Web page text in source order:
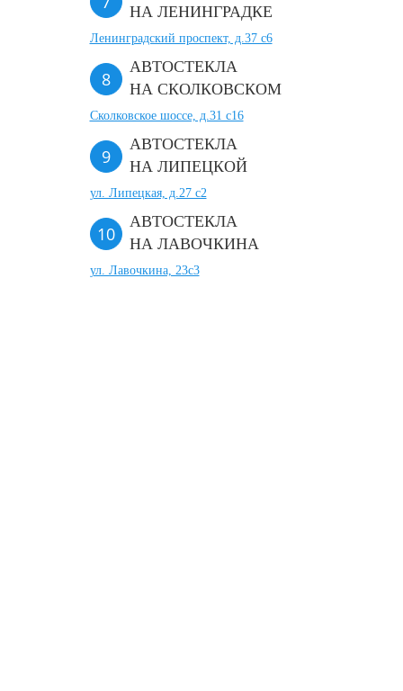
НА ЛЕНИНГРАДКЕ
Ленинградский проспект, д.37 c6
АВТОСТЕКЛА
НА СКОЛКОВСКОМ
Сколковское шоссе, д.31 с16
АВТОСТЕКЛА
НА ЛИПЕЦКОЙ
ул. Липецкая, д.27 с2
АВТОСТЕКЛА
НА ЛАВОЧКИНА
ул. Лавочкина, 23с3